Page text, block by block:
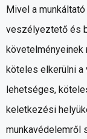
Mivel a
veszélyeztető és
követelményeinek
köteles elkerülni a
lehetséges,
keletkezési
munkavédelemről